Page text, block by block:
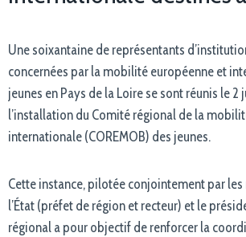
Une soixantaine de représentants
concernées par la mobilité européenne et
jeunes en Pays de la Loire se sont réunis le 2
l’installation du Comité régional de la
internationale (COREMOB) des jeunes.
Cette instance, pilotée conjointement par
l’État (préfet de région et recteur) et le
régional a pour objectif de renforcer la